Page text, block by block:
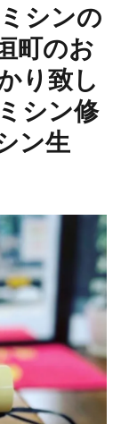
ペ
ー
ス
セ
ッ
タ
修
の
昭
和
レ
ロ
ミ
シ
ン
を
シンの
町のお
り致し
シン修
ン生